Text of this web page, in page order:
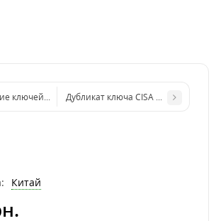
ключей Grandlock ЦАМ (дубликат ключа)
Дубликат ключа CISA C2000
Китай